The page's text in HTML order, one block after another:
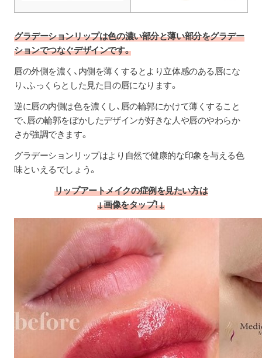
グラデーションリップは色の濃い部分と薄い部分をグラデー
ションでつなぐデザインです。
唇の外側を濃く、内側を薄くするとより立体感のある唇にな
り、ふっくらとした見た目の唇になります。
逆に唇の内側は色を濃くし、唇の輪郭にかけて薄くすること
で、唇の輪郭をぼかしたデザインが好きな人や唇のやわらか
さが強調できます。
グラデーションリップはより自然で健康的な印象を与える色
味といえるでしょう。
リップアートメイクの症例を見たい方は
↓画像をタップ！↓